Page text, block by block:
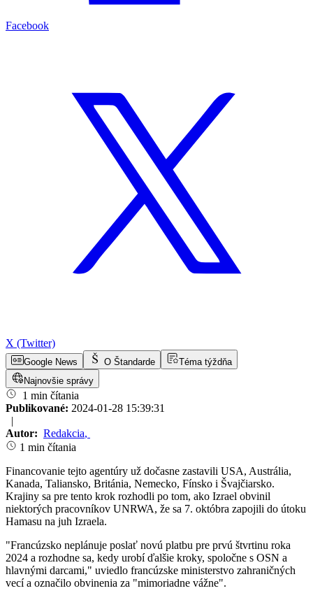
Facebook
X (Twitter)
Google News O Štandarde
Téma týždňa
Najnovšie správy
1 min čítania
Publikované: 2024-01-28 15:39:31
|
Autor: Redakcia,
1 min čítania
Financovanie tejto agentúry už dočasne zastavili USA, Austrália,
Kanada, Taliansko, Británia, Nemecko, Fínsko i Švajčiarsko.
Krajiny sa pre tento krok rozhodli po tom, ako Izrael obvinil
niektorých pracovníkov UNRWA, že sa 7. októbra zapojili do útoku
Hamasu na juh Izraela.
"Francúzsko neplánuje poslať novú platbu pre prvú štvrtinu roka
2024 a rozhodne sa, kedy urobí ďalšie kroky, spoločne s OSN a
hlavnými darcami," uviedlo francúzske ministerstvo zahraničných
vecí a označilo obvinenia za "mimoriadne vážne".